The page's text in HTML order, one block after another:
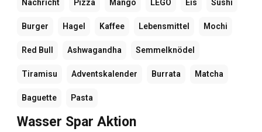
Nachricht Pizza Mango LEGO Eis Sushi
Burger Hagel Kaffee Lebensmittel Mochi
Red Bull Ashwagandha Semmelknödel
Tiramisu Adventskalender Burrata Matcha
Baguette Pasta
Wasser Spar Aktion